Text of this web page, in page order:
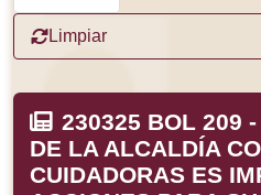
Limpiar
230325 BOL 209
DE LA ALCALDÍA
CUIDADORAS ES